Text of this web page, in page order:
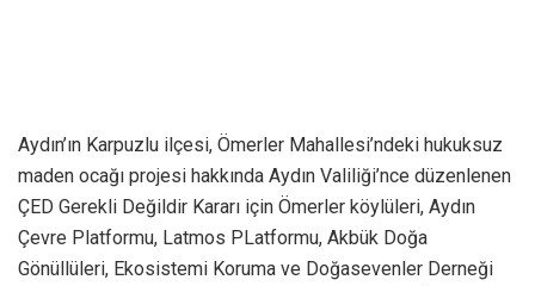
Aydın’ın Karpuzlu ilçesi, Ömerler Mahallesi’ndeki hukuksuz
maden ocağı projesi hakkında Aydın Valiliği’nce düzenlenen
ÇED Gerekli Değildir Kararı için Ömerler köylüleri, Aydın
Çevre Platformu, Latmos PLatformu, Akbük Doğa
Gönüllüleri, Ekosistemi Koruma ve Doğasevenler Derneği